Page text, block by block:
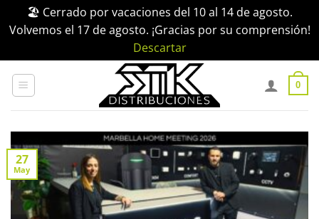
🏖️ Cerrado por vacaciones del 10 al 14 de agosto.
Volvemos el 17 de agosto. ¡Gracias por su comprensión!
Descartar
0
27
May